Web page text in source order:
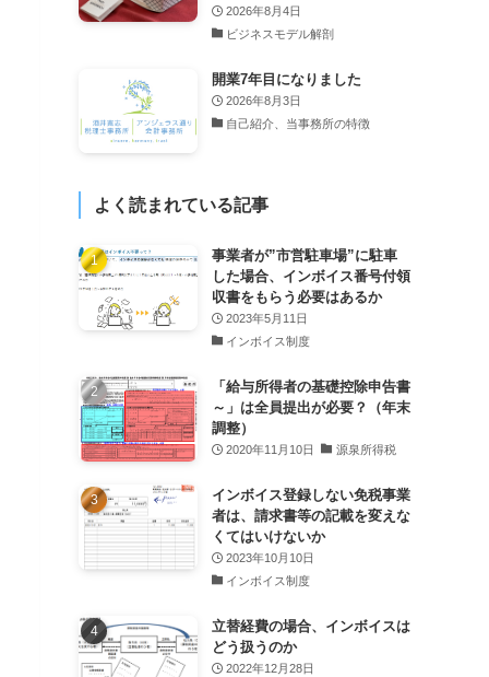
2026年8月4日
ビジネスモデル解剖
開業7年目になりました
2026年8月3日
自己紹介、当事務所の特徴
よく読まれている記事
事業者が”市営駐車場”に駐車
した場合、インボイス番号付領
収書をもらう必要はあるか
2023年5月11日
インボイス制度
「給与所得者の基礎控除申告書
～」は全員提出が必要？（年末
調整）
2020年11月10日 源泉所得税
インボイス登録しない免税事業
者は、請求書等の記載を変えな
くてはいけないか
2023年10月10日
インボイス制度
立替経費の場合、インボイスは
どう扱うのか
2022年12月28日